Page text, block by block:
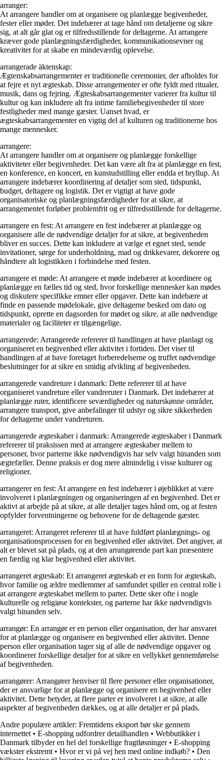
arranger:
At arrangere handler om at organisere og planlægge begivenheder,
fester eller møder. Det indebærer at tage hånd om detaljerne og sikre
sig, at alt går glat og er tilfredsstillende for deltagerne. At arrangere
kræver gode planlægningsfærdigheder, kommunikationsevner og
kreativitet for at skabe en mindeværdig oplevelse.
arrangerade äktenskap:
Ægtenskabsarrangementer er traditionelle ceremonier, der afholdes for
at fejre et nyt ægteskab. Disse arrangementer er ofte fyldt med ritualer,
musik, dans og fejring. Ægteskabsarrangementer varierer fra kultur til
kultur og kan inkludere alt fra intime familiebegivenheder til store
festligheder med mange gæster. Uanset hvad, er
ægteskabsarrangementer en vigtig del af kulturen og traditionerne hos
mange mennesker.
arrangere:
At arrangere handler om at organisere og planlægge forskellige
aktiviteter eller begivenheder. Det kan være alt fra at planlægge en fest,
en konference, en koncert, en kunstudstilling eller endda et bryllup. At
arrangere indebærer koordinering af detaljer som sted, tidspunkt,
budget, deltagere og logistik. Det er vigtigt at have gode
organisatoriske og planlægningsfærdigheder for at sikre, at
arrangementet forløber problemfrit og er tilfredsstillende for deltagerne.
arrangere en fest: At arrangere en fest indebærer at planlægge og
organisere alle de nødvendige detaljer for at sikre, at begivenheden
bliver en succes. Dette kan inkludere at vælge et egnet sted, sende
invitationer, sørge for underholdning, mad og drikkevarer, dekorere og
håndtere alt logistikken i forbindelse med festen.
arrangere et møde: At arrangere et møde indebærer at koordinere og
planlægge en fælles tid og sted, hvor forskellige mennesker kan mødes
og diskutere specifikke emner eller opgaver. Dette kan indebære at
finde en passende mødelokale, give deltagerne besked om dato og
tidspunkt, oprette en dagsorden for mødet og sikre, at alle nødvendige
materialer og faciliteter er tilgængelige.
arrangerede: Arrangerede refererer til handlingen at have planlagt og
organiseret en begivenhed eller aktivitet i fortiden. Det viser til
handlingen af at have foretaget forberedelserne og truffet nødvendige
beslutninger for at sikre en smidig afvikling af begivenheden.
arrangerede vandreture i danmark: Dette refererer til at have
organiseret vandreture eller vandreruter i Danmark. Det indebærer at
planlægge ruter, identificere seværdigheder og naturskønne områder,
arrangere transport, give anbefalinger til udstyr og sikre sikkerheden
for deltagerne under vandreturen.
arrangerede ægteskaber i danmark: Arrangerede ægteskaber i Danmark
refererer til praksissen med at arrangere ægteskaber mellem to
personer, hvor parterne ikke nødvendigvis har selv valgt hinanden som
ægtefæller. Denne praksis er dog mere almindelig i visse kulturer og
religioner.
arrangerer en fest: At arrangere en fest indebærer i øjeblikket at være
involveret i planlægningen og organiseringen af en begivenhed. Det er
aktivt at arbejde på at sikre, at alle detaljer tages hånd om, og at festen
opfylder forventningerne og behovene for de deltagende gæster.
arrangeret: Arrangeret refererer til at have fuldført planlægnings- og
organisationsprocessen for en begivenhed eller aktivitet. Det angiver, at
alt er blevet sat på plads, og at den arrangørende part kan præsentere
en færdig og klar begivenhed eller aktivitet.
arrangeret ægteskab: Et arrangeret ægteskab er en form for ægteskab,
hvor familie og ældre medlemmer af samfundet spiller en central rolle i
at arrangere ægteskabet mellem to parter. Dette sker ofte i nogle
kulturelle og religiøse kontekster, og parterne har ikke nødvendigvis
valgt hinanden selv.
arrangør: En arrangør er en person eller organisation, der har ansvaret
for at planlægge og organisere en begivenhed eller aktivitet. Denne
person eller organisation tager sig af alle de nødvendige opgaver og
koordinerer forskellige detaljer for at sikre en vellykket gennemførelse
af begivenheden.
arrangører: Arrangører henviser til flere personer eller organisationer,
der er ansvarlige for at planlægge og organisere en begivenhed eller
aktivitet. Dette betyder, at flere parter er involveret i at sikre, at alle
aspekter af begivenheden dækkes, og at alle detaljer er på plads.
Andre populære artikler: Fremtidens eksport bør ske gennem
internettet • E-shopping udfordrer detailhandlen • Webbutikker i
Danmark tilbyder en hel del forskellige fragtløsninger• E-shopping
vækster ekstremt • Hvor er vi på vej hen med online indkøb? • Den